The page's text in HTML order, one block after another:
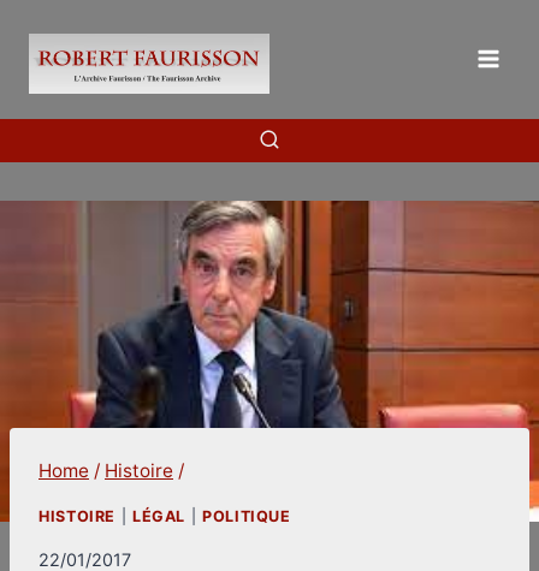
content
Home / Histoire /
HISTOIRE LÉGAL POLITIQUE
22/01/2017